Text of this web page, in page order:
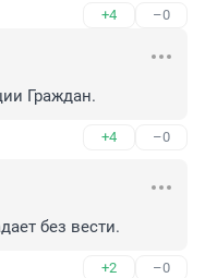
+4 –0
Граждан.
+4 –0
без вести.
+2 –0